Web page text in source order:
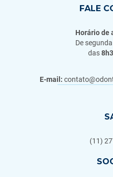
FALE
Horário de
De
das
E-mail:
(11)